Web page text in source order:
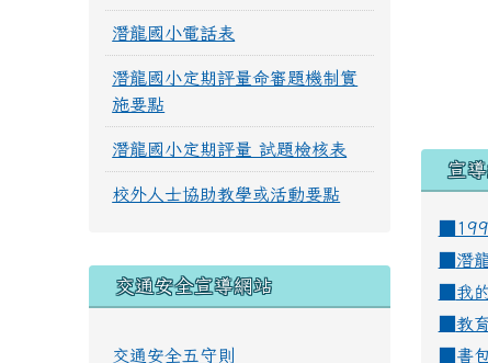
宣
潛
我
教
書
潛龍國小電話表
潛龍國小定期評量命審題機制實
施要點
潛龍國小定期評量 試題檢核表
校外人士協助教學或活動要點
交通安全宣導網站
交通安全五守則